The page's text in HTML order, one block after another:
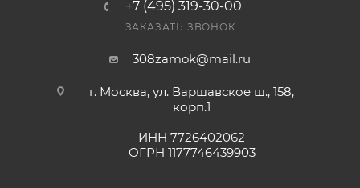
+7 (495) 319-30-00
ЗАКАЗАТЬ ЗВОНОК
308zamok@mail.ru
г. Москва, ул. Варшавское ш., 158,
корп.1
ИНН 7726402062
ОГРН 1177746439903